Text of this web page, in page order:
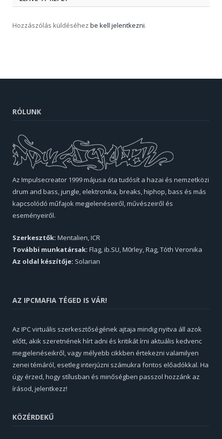
Hozzászólás küldéséhez be kell jelentkezni.
RÓLUNK
Az Impulsecreator 1999 májusa óta tudósít a hazai és nemzetközi
drum and bass, jungle, elektronika, breaks, hiphop, bass és más
kapcsolódó műfajok megjelenéseiről, művészeiről és
eseményeiről.
Szerkesztők: Mentalien, ICR
További munkatársak: Flag, ib.SU, M0rley, Rag, Tóth Veronika
Az oldal készítője: Solarian
AZ IPCMAFIA TÉGED IS VÁR!
Az IPC virtuális szerkesztőségének ajtaja mindig nyitva áll azok
előtt, akik szeretnének hírt adni és kritikát írni aktuális kedvenc
megjelenéseikről, vagy mélyebb cikkben értekezni valamilyen
zenei témáról, esetleg interjúzni számukra fontos előadókkal. Ha
úgy érzed, hogy stílusban és minőségben passzol hozzánk az
írásod, jelentkezz!
KÖZÉRDEKŰ